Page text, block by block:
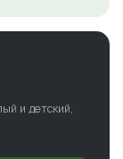
и детский,